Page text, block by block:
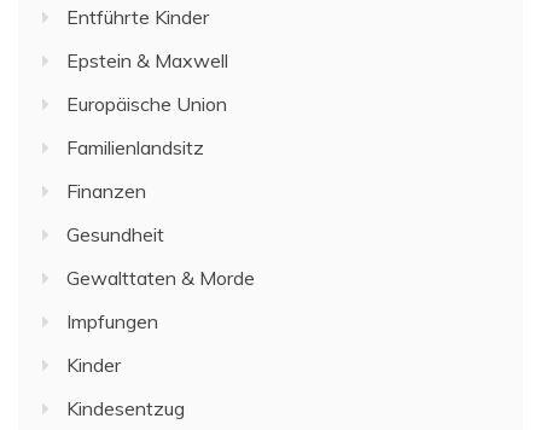
Entführte Kinder
Epstein & Maxwell
Europäische Union
Familienlandsitz
Finanzen
Gesundheit
Gewalttaten & Morde
Impfungen
Kinder
Kindesentzug